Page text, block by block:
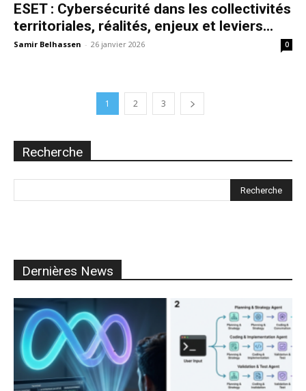
ESET : Cybersécurité dans les collectivités
territoriales, réalités, enjeux et leviers...
Samir Belhassen - 26 janvier 2026 0
1 2 3
Recherche
Dernières News